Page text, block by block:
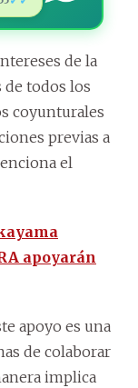
de la
de todos los
coyunturales
previas a
el
apoyarán
apoyo es una
de colaborar
implica